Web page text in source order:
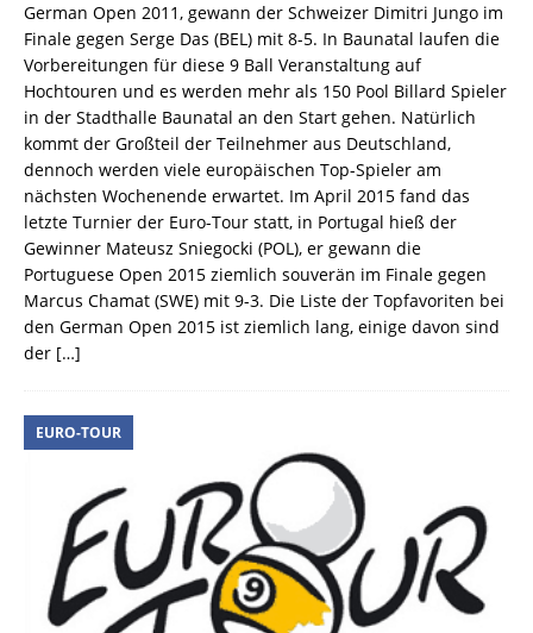
German Open 2011, gewann der Schweizer Dimitri Jungo im
Finale gegen Serge Das (BEL) mit 8-5. In Baunatal laufen die
Vorbereitungen für diese 9 Ball Veranstaltung auf
Hochtouren und es werden mehr als 150 Pool Billard Spieler
in der Stadthalle Baunatal an den Start gehen. Natürlich
kommt der Großteil der Teilnehmer aus Deutschland,
dennoch werden viele europäischen Top-Spieler am
nächsten Wochenende erwartet. Im April 2015 fand das
letzte Turnier der Euro-Tour statt, in Portugal hieß der
Gewinner Mateusz Sniegocki (POL), er gewann die
Portuguese Open 2015 ziemlich souverän im Finale gegen
Marcus Chamat (SWE) mit 9-3. Die Liste der Topfavoriten bei
den German Open 2015 ist ziemlich lang, einige davon sind
der […]
EURO-TOUR